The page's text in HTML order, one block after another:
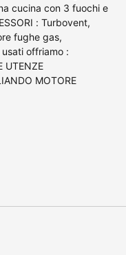
cucina con 3 fuochi e
: Turbovent,
fughe gas,
offriamo :
UTENZE
MOTORE